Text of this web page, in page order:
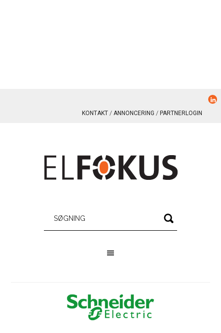
KONTAKT ANNONCERING PARTNERLOGIN